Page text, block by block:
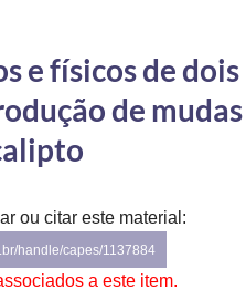
Humanos
e físicos de dois
de mudas
ou citar este material:
handle/capes/1137884
a este item.